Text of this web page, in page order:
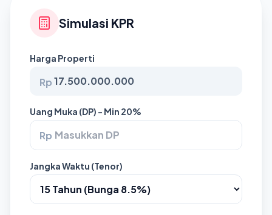
Simulasi KPR
Harga Properti
Rp
Uang Muka (DP) - Min 20%
Rp
Jangka Waktu (Tenor)